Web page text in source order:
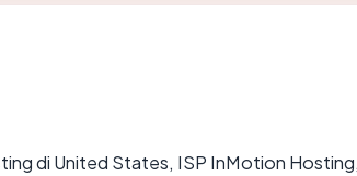
di United States, ISP InMotion